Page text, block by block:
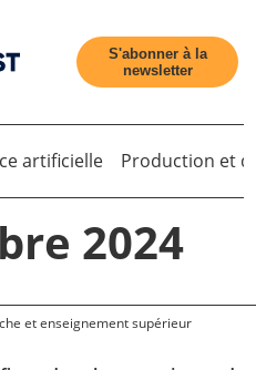
S'abonner à la
newsletter
artificielle Production et
2024
et enseignement supérieur